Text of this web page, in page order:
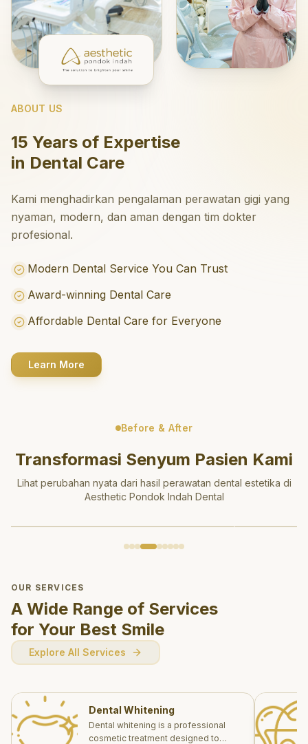
ABOUT US
15 Years of Expertise
in Dental Care
Kami menghadirkan pengalaman perawatan gigi yang
nyaman, modern, dan aman dengan tim dokter
profesional.
Modern Dental Service You Can Trust
Award-winning Dental Care
Affordable Dental Care for Everyone
Learn More
Before & After
Transformasi Senyum Pasien Kami
Lihat perubahan nyata dari hasil perawatan dental estetika di
Aesthetic Pondok Indah Dental
OUR SERVICES
A Wide Range of Services
for Your Best Smile
Explore All Services
Dental Whitening
Dental whitening is a professional
cosmetic treatment designed to